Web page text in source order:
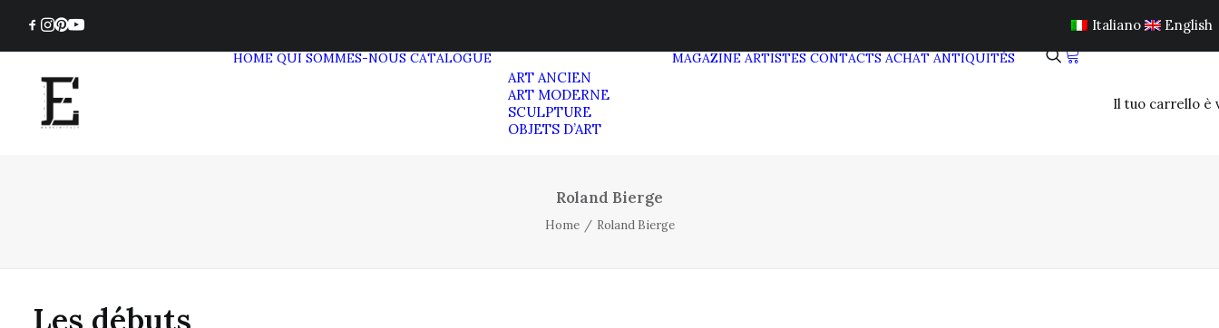
Italiano English
HOME QUI SOMMES-NOUS CATALOGUE
ART ANCIEN
ART MODERNE
SCULPTURE
OBJETS D’ART
MAGAZINE ARTISTES CONTACTS ACHAT ANTIQUITÉS
Il tuo carrello è
Roland Bierge
Home Roland Bierge
Les débuts